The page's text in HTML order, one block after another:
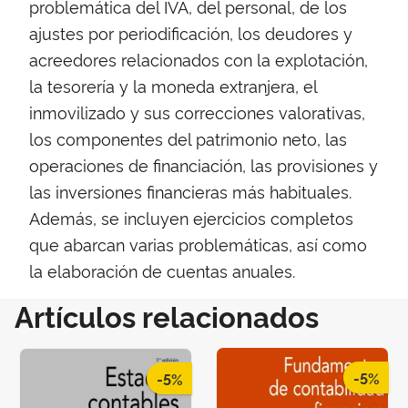
problemática del IVA, del personal, de los
ajustes por periodificación, los deudores y
acreedores relacionados con la explotación,
la tesorería y la moneda extranjera, el
inmovilizado y sus correcciones valorativas,
los componentes del patrimonio neto, las
operaciones de financiación, las provisiones y
las inversiones financieras más habituales.
Además, se incluyen ejercicios completos
que abarcan varias problemáticas, así como
la elaboración de cuentas anuales.
Artículos relacionados
-5% -5%